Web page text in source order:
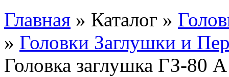
Главная » Каталог »
» Головки Заглушки и
Головка заглушка ГЗ-80 А